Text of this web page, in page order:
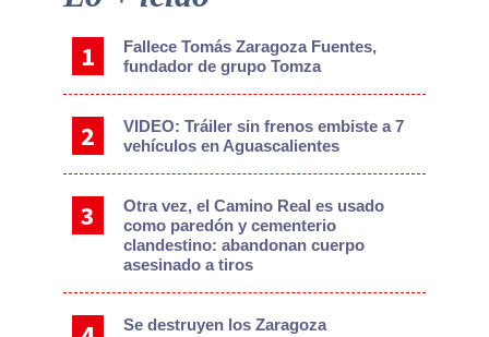
Sidebar
Fallece Tomás Zaragoza Fuentes,
fundador de grupo Tomza
VIDEO: Tráiler sin frenos embiste a 7
vehículos en Aguascalientes
Otra vez, el Camino Real es usado
como paredón y cementerio
clandestino: abandonan cuerpo
asesinado a tiros
Se destruyen los Zaragoza